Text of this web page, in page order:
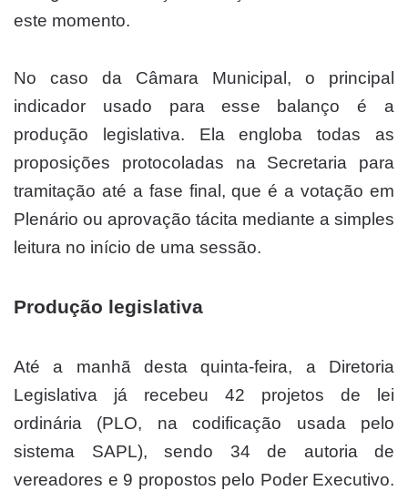
este momento.
No caso da Câmara Municipal, o principal
indicador usado para esse balanço é a
produção legislativa. Ela engloba todas as
proposições protocoladas na Secretaria para
tramitação até a fase final, que é a votação em
Plenário ou aprovação tácita mediante a simples
leitura no início de uma sessão.
Produção legislativa
Até a manhã desta quinta-feira, a Diretoria
Legislativa já recebeu 42 projetos de lei
ordinária (PLO, na codificação usada pelo
sistema SAPL), sendo 34 de autoria de
vereadores e 9 propostos pelo Poder Executivo.